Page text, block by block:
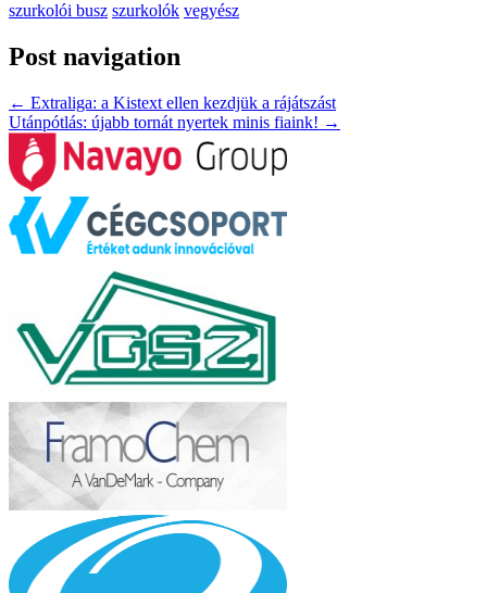
szurkolói busz szurkolók vegyész
Post navigation
← Extraliga: a Kistext ellen kezdjük a rájátszást
Utánpótlás: újabb tornát nyertek minis fiaink! →